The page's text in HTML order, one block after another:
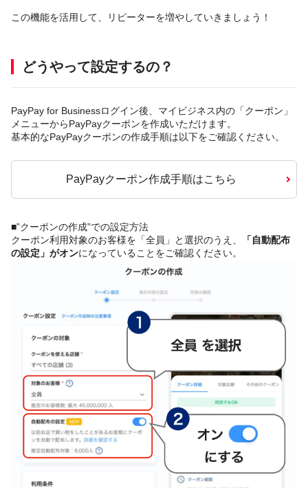
この機能を活用して、リピーターを増やしていきましょう！
どうやって設定するの？
PayPay for Businessログイン後、マイビジネス内の「クーポン」
メニューからPayPayクーポンを作成いただけます。
基本的なPayPayクーポンの作成手順は以下をご確認ください。
PayPayクーポン作成手順はこちら
■”クーポンの作成”での設定方法
クーポン利用対象のお客様を「全員」と選択のうえ、
「自動配布
の設定」がオンになっていることをご確認ください。